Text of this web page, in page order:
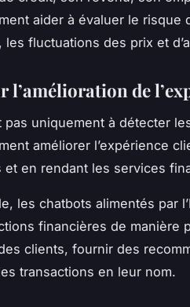
aider à évaluer le risque
les fluctuations des prix et
l’amélioration de
pas uniquement à détecter
améliorer l’expérience
et en rendant les services
les chatbots alimentés par
financières de manière
clients, fournir des
transactions en leur nom.